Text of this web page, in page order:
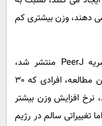
می دهند، وزن بیشتری کم
همچنین، در مطالعه ای دیگر که در نشریه PeerJ منتشر شد،
مشخص شد که طی بازه زمانی سه ساله این مطالعه، افرادی که 30
نرخ افزایش وزن بیشتر
تغییراتی سالم در رژیم